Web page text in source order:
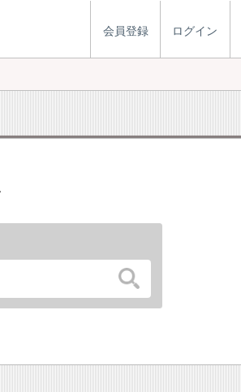
会員登録 ログイン